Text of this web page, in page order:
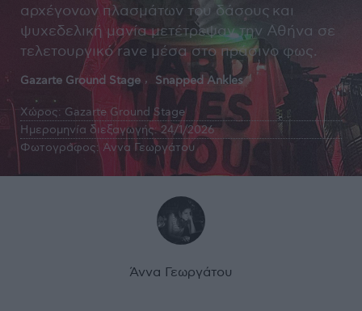
αρχέγονων πλασμάτων του δάσους και
ψυχεδελική μανία μετέτρεψαν την Αθήνα σε
τελετουργικό rave μέσα στο πράσινο φως.
Gazarte Ground Stage Snapped Ankles
Χώρος: Gazarte Ground Stage
Ημερομηνία διεξαγωγής: 24/1/2026
Φωτογράφος: Άννα Γεωργάτου
Άννα Γεωργάτου